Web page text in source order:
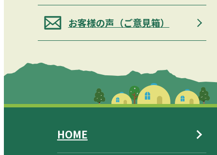
お客様の声（ご意見箱）
HOME